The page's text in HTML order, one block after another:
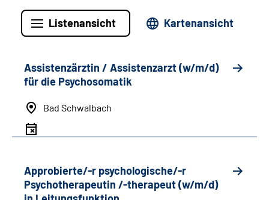
Listenansicht Kartenansicht
Assistenzärztin / Assistenzarzt (w/m/d)
für die Psychosomatik
Bad Schwalbach
Approbierte/-r psychologische/-r
Psychotherapeutin /-therapeut (w/m/d)